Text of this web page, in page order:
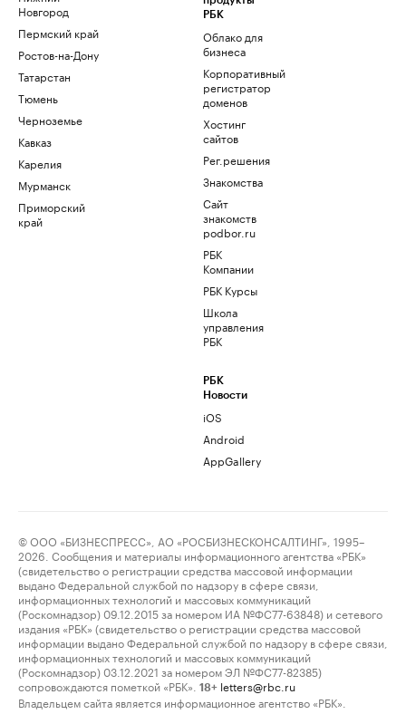
Новгород
Пермский край
Ростов-на-Дону
Татарстан
Тюмень
Черноземье
Кавказ
Карелия
Мурманск
Приморский
край
РБК
Облако для
бизнеса
Корпоративный
регистратор
доменов
Хостинг
сайтов
Рег.решения
Знакомства
Сайт
знакомств
podbor.ru
РБК
Компании
РБК Курсы
Школа
управления
РБК
РБК
Новости
iOS
Android
AppGallery
© ООО «БИЗНЕСПРЕСС», АО «РОСБИЗНЕСКОНСАЛТИНГ», 1995–
2026. Сообщения и материалы информационного агентства «РБК»
(свидетельство о регистрации средства массовой информации
выдано Федеральной службой по надзору в сфере связи,
информационных технологий и массовых коммуникаций
(Роскомнадзор) 09.12.2015 за номером ИА №ФС77-63848) и сетевого
издания «РБК» (свидетельство о регистрации средства массовой
информации выдано Федеральной службой по надзору в сфере связи,
информационных технологий и массовых коммуникаций
(Роскомнадзор) 03.12.2021 за номером ЭЛ №ФС77-82385)
сопровождаются пометкой «РБК».
18+ letters@rbc.ru
Владельцем сайта является информационное агентство «РБК».